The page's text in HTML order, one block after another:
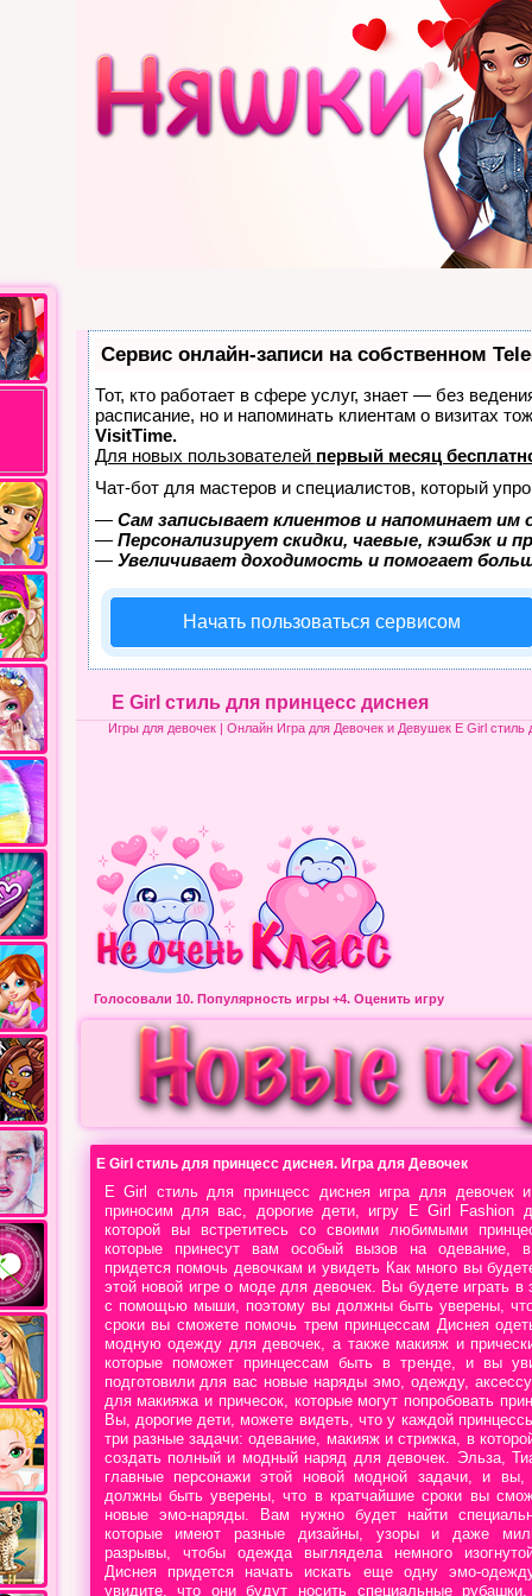
Сервис онлайн-записи на собственном
Тот, кто работает в сфере услуг, знает — без
расписание, но и напоминать клиентам о визитах
VisitTime.
Для новых пользователей первый месяц
Чат-бот для мастеров и специалистов, который
— Сам записывает клиентов и напоминает им
— Персонализирует скидки, чаевые, кэшбэк и
— Увеличивает доходимость и помогает
Начать пользоваться сервисом
E Girl стиль для принцесс диснея
Игры для девочек| Онлайн Игра для Девочек и Девушек E Girl стиль
Голосовали 10. Популярность игры +4. Оценить игру
E Girl стиль для принцесс диснея. Игра для Девочек
E Girl стиль для принцесс диснея игра для девочек
приносим для вас, дорогие дети, игру E Girl Fashion
которой вы встретитесь со своими любимыми
которые принесут вам особый вызов на одевание,
придется помочь девочкам и увидеть Как много вы
этой новой игре о моде для девочек. Вы будете играть в
с помощью мыши, поэтому вы должны быть уверены,
сроки вы сможете помочь трем принцессам Диснея
модную одежду для девочек, а также макияж и
которые поможет принцессам быть в тренде, и вы
подготовили для вас новые наряды эмо, одежду,
для макияжа и причесок, которые могут попробовать
Вы, дорогие дети, можете видеть, что у каждой
три разные задачи: одевание, макияж и стрижка, в
создать полный и модный наряд для девочек. Эльза,
главные персонажи этой новой модной задачи, и вы,
должны быть уверены, что в кратчайшие сроки вы
новые эмо-наряды. Вам нужно будет найти
которые имеют разные дизайны, узоры и даже
разрывы, чтобы одежда выглядела немного
Диснея придется начать искать еще одну эмо-
увидите, что они будут носить специальные